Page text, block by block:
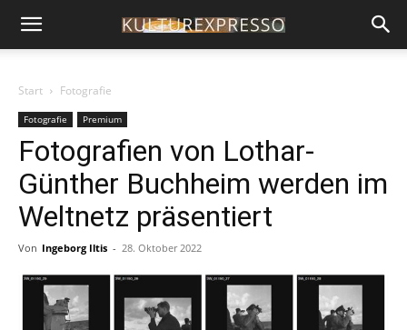
Start Fotografie
Fotografie Premium
Fotografien von Lothar-
Günther Buchheim werden im
Weltnetz präsentiert
Von Ingeborg Iltis - 28. Oktober 2022